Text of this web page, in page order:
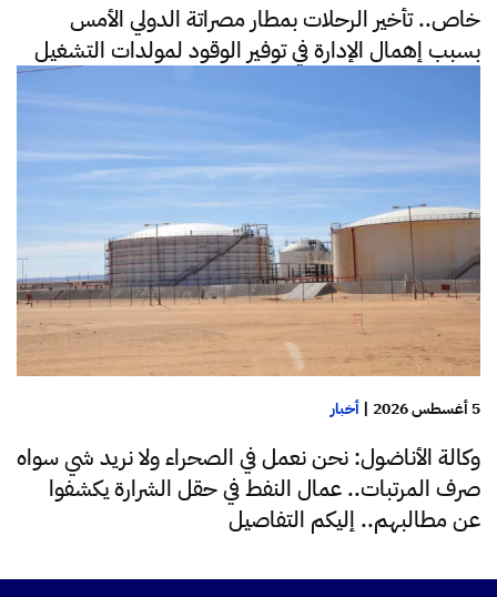
خاص.. تأخير الرحلات بمطار مصراتة الدولي الأمس
بسبب إهمال الإدارة في توفير الوقود لمولدات التشغيل
5 أغسطس 2026 | أخبار
وكالة الأناضول: نحن نعمل في الصحراء ولا نريد شي سواه
صرف المرتبات.. عمال النفط في حقل الشرارة يكشفوا
عن مطالبهم.. إليكم التفاصيل